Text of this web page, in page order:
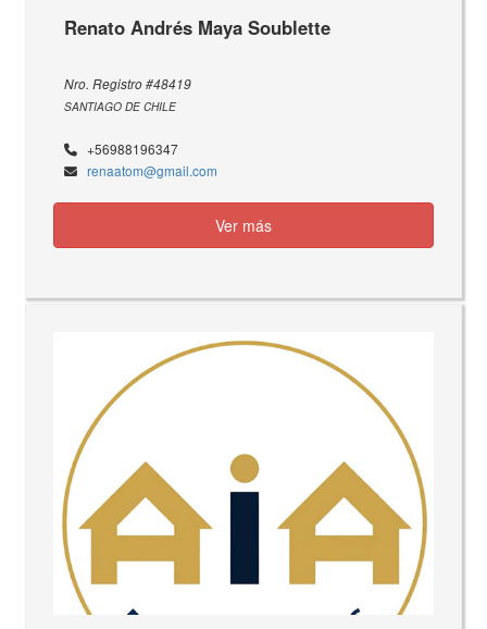
Renato Andrés Maya Soublette
Nro. Registro #48419
SANTIAGO DE CHILE
+56988196347
renaatom@gmail.com
Ver más